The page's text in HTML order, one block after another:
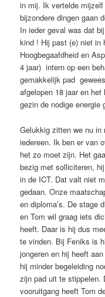
in mij. Ik vertelde
bijzondere dingen gaan
In ieder geval was dat
kind ! Hij past (e) niet in
Hoogbegaafdheid en
4 jaar) intern op een
gemakkelijk pad
afgelopen 18 jaar en
gezin de nodige energie
Gelukkig zitten we nu in
iedereen. Ik ben er van
het zo moet zijn. Het
bezig met solliciteren,
in de ICT. Dat valt niet
gedaan. Onze
en diploma’s. De stage
en Tom wil graag iets
heeft. Daar is hij dus
te vinden. Bij Feniks is
jongeren en hij heeft
hij minder begeleiding
zijn pad uit te stippelen.
vooruitgang heeft Tom